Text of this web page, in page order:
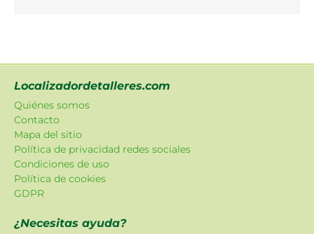
Localizadordetalleres.com
Quiénes somos
Contacto
Mapa del sitio
Política de privacidad redes sociales
Condiciones de uso
Política de cookies
GDPR
¿Necesitas ayuda?